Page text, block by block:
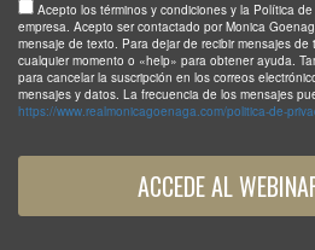
Acepto los términos y condiciones y la Política
empresa. Acepto ser contactado por Monica
mensaje de texto. Para dejar de recibir mensajes
cualquier momento o «help» para obtener ayuda.
para cancelar la suscripción en los correos
mensajes y datos. La frecuencia de los mensajes
https://www.realmonicagoenaga.com/politica-de-
ACCEDE AL